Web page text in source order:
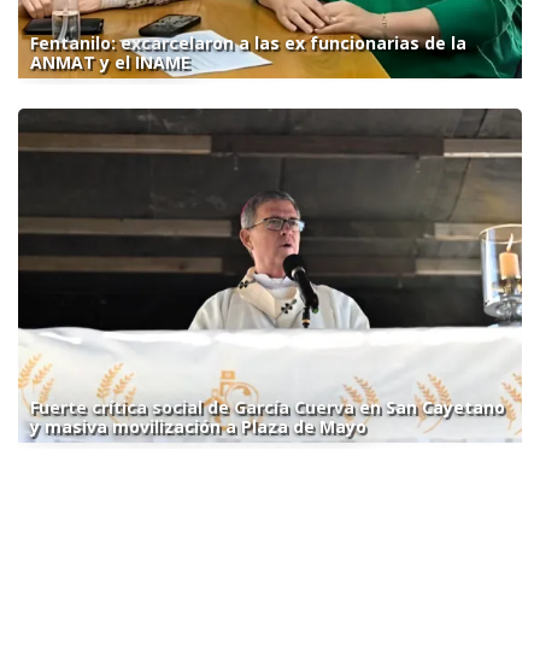
Fentanilo: excarcelaron a las ex funcionarias de la
ANMAT y el INAME
Fuerte crítica social de García Cuerva en San Cayetano
y masiva movilización a Plaza de Mayo